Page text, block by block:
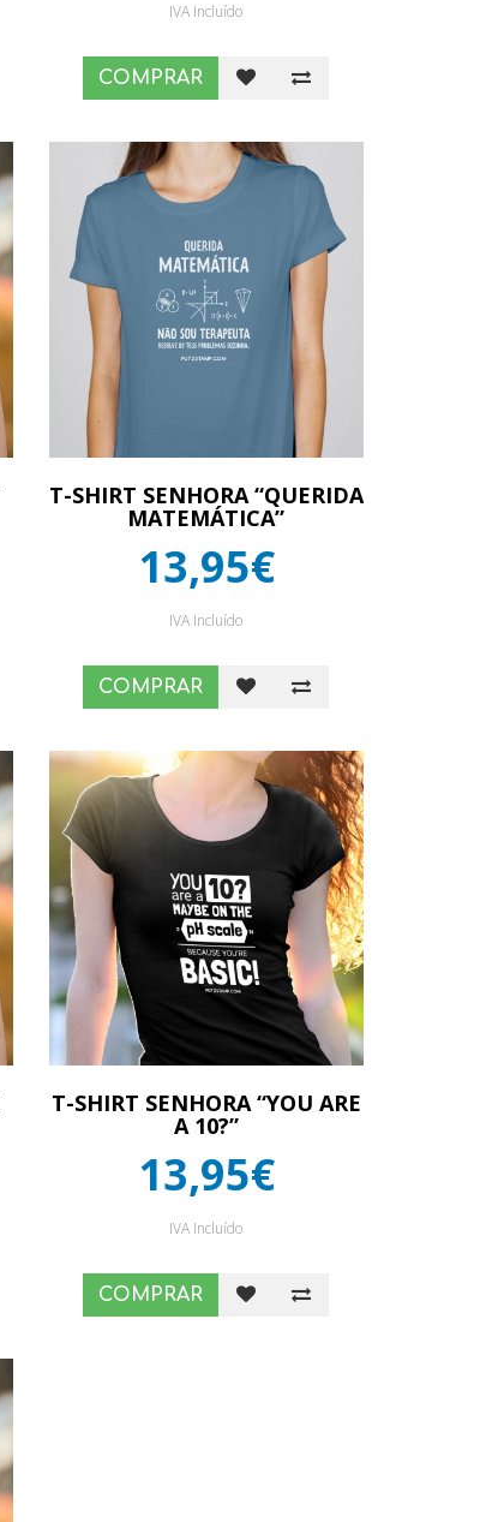
IVA Incluído
COMPRAR
T-SHIRT SENHORA “QUERIDA
MATEMÁTICA”
13,95€
IVA Incluído
COMPRAR
T-SHIRT SENHORA “YOU ARE
A 10?”
13,95€
IVA Incluído
COMPRAR